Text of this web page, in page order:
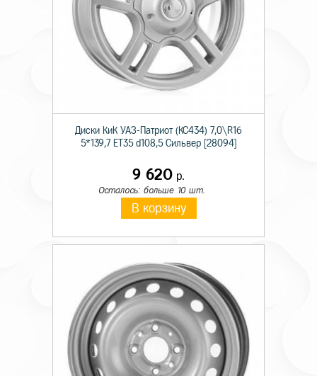
Диски КиК УАЗ-Патриот (КС434) 7,0\R16
5*139,7 ET35 d108,5 Сильвер [28094]
9 620 р.
Осталось: больше 10 шт.
В корзину